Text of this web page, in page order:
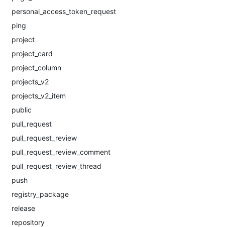
personal_access_token_request
ping
project
project_card
project_column
projects_v2
projects_v2_item
public
pull_request
pull_request_review
pull_request_review_comment
pull_request_review_thread
push
registry_package
release
repository